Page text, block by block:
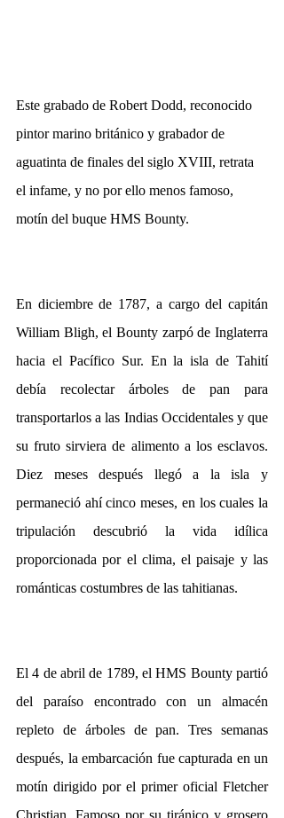
Este grabado de Robert Dodd, reconocido
pintor marino británico y grabador de
aguatinta de finales del siglo XVIII, retrata
el infame, y no por ello menos famoso,
motín del buque HMS Bounty.
En diciembre de 1787, a cargo del capitán
William Bligh, el Bounty zarpó de Inglaterra
hacia el Pacífico Sur. En la isla de Tahití
debía recolectar árboles de pan para
transportarlos a las Indias Occidentales y que
su fruto sirviera de alimento a los esclavos.
Diez meses después llegó a la isla y
permaneció ahí cinco meses, en los cuales la
tripulación descubrió la vida idílica
proporcionada por el clima, el paisaje y las
románticas costumbres de las tahitianas.
El 4 de abril de 1789, el HMS Bounty partió
del paraíso encontrado con un almacén
repleto de árboles de pan. Tres semanas
después, la embarcación fue capturada en un
motín dirigido por el primer oficial Fletcher
Christian. Famoso por su tiránico y grosero